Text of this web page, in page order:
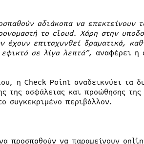
αδιάκοπα να επεκτείνουν
το cloud. Χάρη στην
επιταχυνθεί δραματικά,
σε λίγα λεπτά”, αναφέρει η
η Check Point αναδεικνύει τα
της ασφάλειας και προώθησης
συγκεκριμένο περιβάλλον.
προσπαθούν να παραμείνουν